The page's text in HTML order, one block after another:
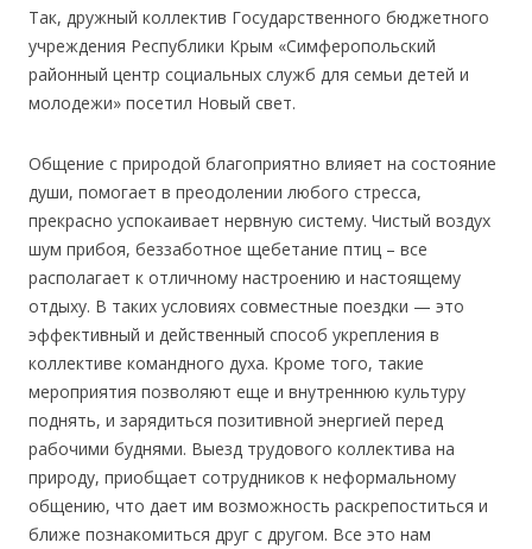
Так, дружный коллектив Государственного бюджетного
учреждения Республики Крым «Симферопольский
районный центр социальных служб для семьи детей и
молодежи» посетил Новый свет.
Общение с природой благоприятно влияет на состояние
души, помогает в преодолении любого стресса,
прекрасно успокаивает нервную систему. Чистый воздух
шум прибоя, беззаботное щебетание птиц – все
располагает к отличному настроению и настоящему
отдыху. В таких условиях совместные поездки — это
эффективный и действенный способ укрепления в
коллективе командного духа. Кроме того, такие
мероприятия позволяют еще и внутреннюю культуру
поднять, и зарядиться позитивной энергией перед
рабочими буднями. Выезд трудового коллектива на
природу, приобщает сотрудников к неформальному
общению, что дает им возможность раскрепоститься и
ближе познакомиться друг с другом. Все это нам